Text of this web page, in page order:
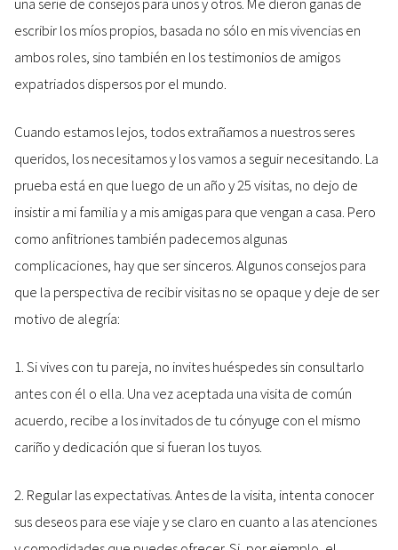
escribir los míos propios, basada no sólo en mis vivencias en
ambos roles, sino también en los testimonios de amigos
expatriados dispersos por el mundo.
Cuando estamos lejos, todos extrañamos a nuestros seres
queridos, los necesitamos y los vamos a seguir necesitando. La
prueba está en que luego de un año y 25 visitas, no dejo de
insistir a mi familia y a mis amigas para que vengan a casa. Pero
como anfitriones también padecemos algunas
complicaciones, hay que ser sinceros. Algunos consejos para
que la perspectiva de recibir visitas no se opaque y deje de ser
motivo de alegría:
1. Si vives con tu pareja, no invites huéspedes sin consultarlo
antes con él o ella. Una vez aceptada una visita de común
acuerdo, recibe a los invitados de tu cónyuge con el mismo
cariño y dedicación que si fueran los tuyos.
2. Regular las expectativas. Antes de la visita, intenta conocer
sus deseos para ese viaje y se claro en cuanto a las atenciones